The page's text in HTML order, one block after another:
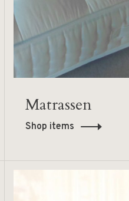
Matrassen
Shop items